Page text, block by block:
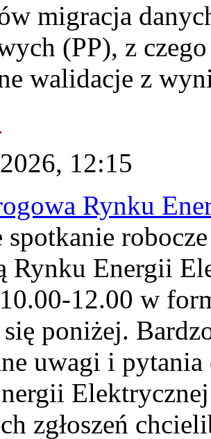
migracja
(PP), z
walidacje z
12:15
Rynku
spotkanie
Rynku Energii
12.00 w
poniżej.
uwagi i
zgłoszeń